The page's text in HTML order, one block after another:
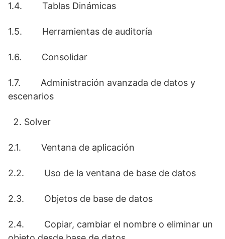
1.4. Tablas Dinámicas
1.5. Herramientas de auditoría
1.6. Consolidar
1.7. Administración avanzada de datos y
escenarios
Solver
2.1. Ventana de aplicación
2.2. Uso de la ventana de base de datos
2.3. Objetos de base de datos
2.4. Copiar, cambiar el nombre o eliminar un